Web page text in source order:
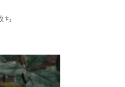
ち